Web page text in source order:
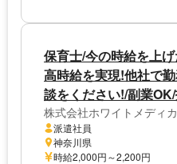
保育士/今の時給を上
高時給を実現!他社で
談をください!/副業
株式会社ホワイトメディ
派遣社員
神奈川県
時給2,000円～2,200円